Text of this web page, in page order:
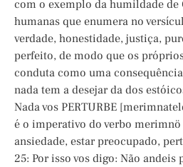
com o exemplo da humildade de
humanas que enumera no
verdade, honestidade, justiça,
perfeito, de modo que os
conduta como uma
nada tem a desejar da dos
Nada vos PERTURBE
é o imperativo do verbo
ansiedade, estar preocupado,
25: Por isso vos digo: Não andeis